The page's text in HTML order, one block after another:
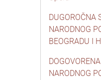
DUGOROČNA
NARODNOG
BEOGRADU I
NARODNOG